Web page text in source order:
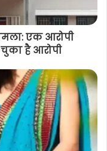
एक आरोपी
है आरोपी